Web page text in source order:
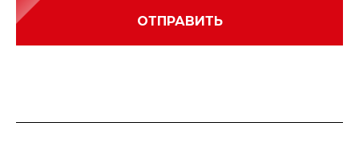
ОТПРАВИТЬ